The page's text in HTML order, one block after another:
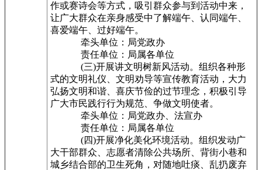
作或赛诗会等方式，吸引群众参与到活动中来，
让广大群众在亲身感受中了解端午、认同端午、
喜爱端午、过好端午。
牵头单位：局党政办
责任单位：局属各单位
(三)开展讲文明树新风活动。组织各种形
式的文明礼仪、文明劝导等宣传教育活动，大力
弘扬文明和谐、喜庆节俭的过节理念，积极引导
广大市民践行行为规范、争做文明使者。
牵头单位：局党政办、法宣办
责任单位：局属各单位
(四)开展净化美化环境活动。组织发动广
大干部群众、志愿者清除公共场所、背街小巷和
城乡结合部的卫生死角，对随地吐痰、乱扔废弃